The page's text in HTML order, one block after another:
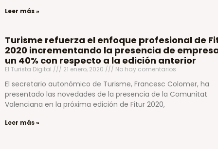
Leer más »
Turisme refuerza el enfoque profesional de
2020 incrementando la presencia de
un 40% con respecto a la edición anterior
El Turista Digital 21 enero, 2020 No hay comentarios
El secretario autonómico de Turisme, Francesc Colomer, ha
presentado las novedades de la presencia de la Comunitat
Valenciana en la próxima edición de Fitur 2020,
Leer más »